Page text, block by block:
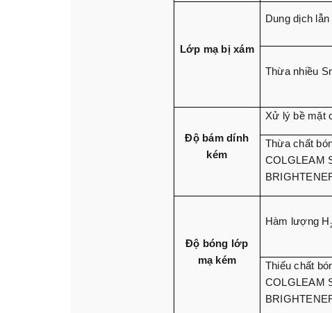
Lớp mạ bị xám
Dung dịch
Thừa nhiều
Độ bám dính
kém
Xử lý bề mặt
Thừa chất
COLGLEAM
Độ bóng lớp
mạ kém
Hàm lượng H
Thiếu chất
COLGLEAM